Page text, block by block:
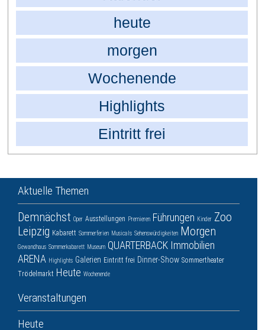
heute
morgen
Wochenende
Highlights
Eintritt frei
Aktuelle Themen
Demnächst Oper Ausstellungen Premieren Führungen Kinder Zoo
Leipzig Kabarett Sommerferien Musicals Sehenswürdigkeiten Morgen
Gewandhaus Sommerkabarett Museum QUARTERBACK Immobilien
ARENA Highlights Galerien Eintritt frei Dinner-Show Sommertheater
Trödelmarkt Heute Wochenende
Veranstaltungen
Heute